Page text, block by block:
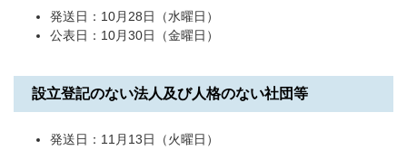
発送日：10月28日（水曜日）
公表日：10月30日（金曜日）
設立登記のない法人及び人格のない社団等
発送日：11月13日（火曜日）